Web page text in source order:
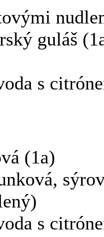
guláš
s
(1a)
s